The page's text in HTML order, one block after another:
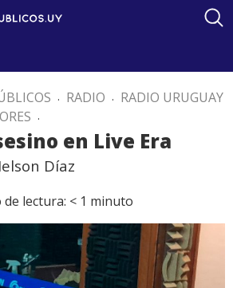
. RADIO . RADIO URUGUAY
.
en Live Era
Díaz
lectura: < 1 minuto